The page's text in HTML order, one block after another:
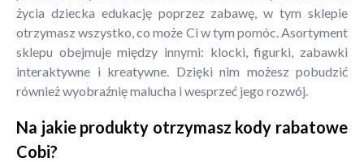
życia dziecka edukację poprzez zabawę, w tym sklepie
otrzymasz wszystko, co może Ci w tym pomóc. Asortyment
sklepu obejmuje między innymi: klocki, figurki, zabawki
interaktywne i kreatywne. Dzięki nim możesz pobudzić
również wyobraźnię malucha i wesprzeć jego rozwój.
Na jakie produkty otrzymasz kody rabatowe
Cobi?